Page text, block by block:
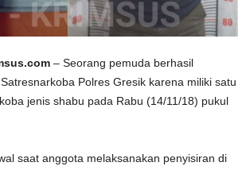
– Seorang pemuda berhasil
Polres Gresik karena miliki satu
jenis shabu pada Rabu (14/11/18) pukul
saat anggota melaksanakan penyisiran di